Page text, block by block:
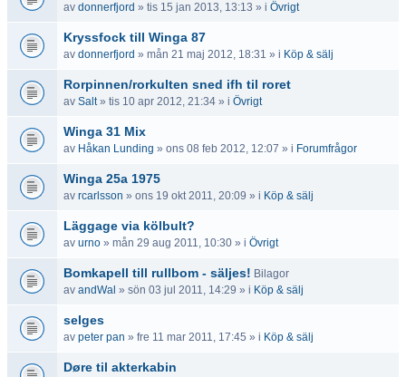
av donnerfjord » tis 15 jan 2013, 13:13 » i Övrigt
Kryssfock till Winga 87
av donnerfjord » mån 21 maj 2012, 18:31 » i Köp & sälj
Rorpinnen/rorkulten sned ifh til roret
av Salt» tis 10 apr 2012, 21:34 » i Övrigt
Winga 31 Mix
av Håkan Lunding » ons 08 feb 2012, 12:07 » i Forumfrågor
Winga 25a 1975
av rcarlsson » ons 19 okt 2011, 20:09 » i Köp & sälj
Läggage via kölbult?
av urno » mån 29 aug 2011, 10:30 » i Övrigt
Bomkapell till rullbom - säljes! Bilagor
av andWal » sön 03 jul 2011, 14:29 » i Köp & sälj
selges
av peter pan » fre 11 mar 2011, 17:45 » i Köp & sälj
Døre til akterkabin